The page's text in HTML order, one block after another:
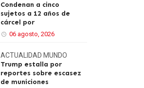
Condenan a cinco
sujetos a 12 años de
cárcel por
06 agosto, 2026
ACTUALIDAD MUNDO
Trump estalla por
reportes sobre escasez
de municiones